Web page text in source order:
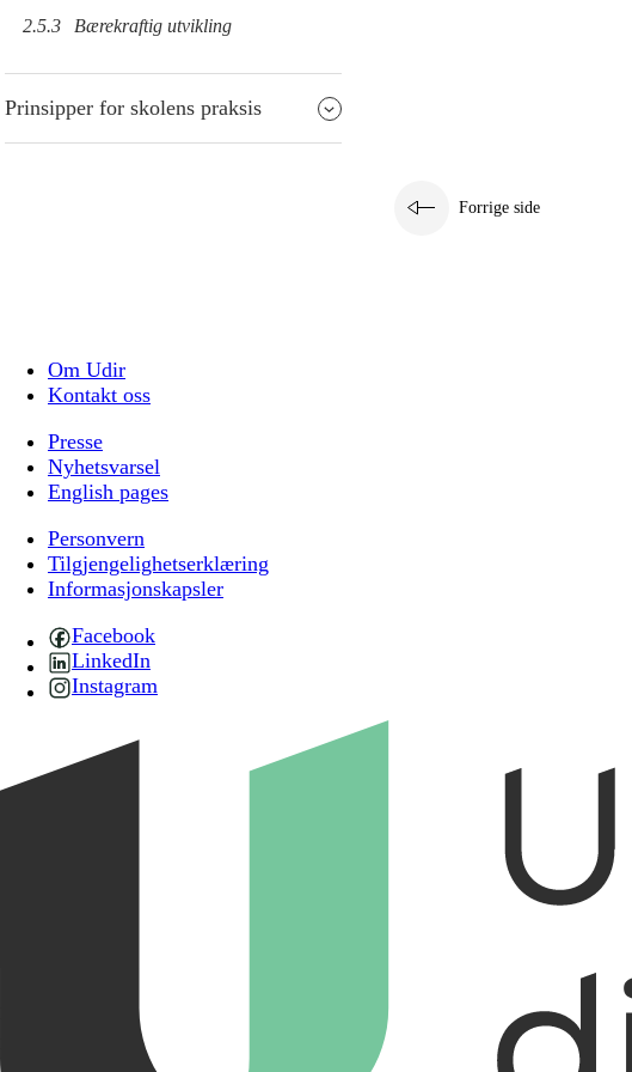
2.5.3 Bærekraftig utvikling
Prinsipper for skolens praksis
Forrige side
Om Udir
Kontakt oss
Presse
Nyhetsvarsel
English pages
Personvern
Tilgjengelighetserklæring
Informasjonskapsler
Facebook
LinkedIn
Instagram